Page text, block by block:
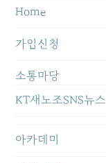
Home
가입신청
소통마당
KT새노조SNS뉴스
아카데미